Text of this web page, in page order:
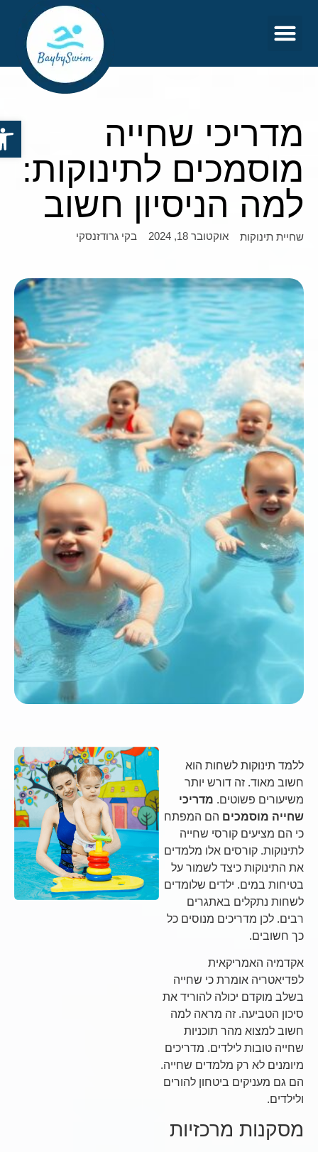
מדריכי שחייה
מוסמכים לתינוקות:
למה הניסיון חשוב
שחיית תינוקות אוקטובר 18, 2024 בקי גרודזנסקי
ללמד תינוקות לשחות הוא
חשוב מאוד. זה דורש יותר
משיעורים פשוטים.מדריכי
שחייה מוסמכיםהם המפתח
כי הם מציעים קורסי שחייה
לתינוקות. קורסים אלו מלמדים
את התינוקות כיצד לשמור על
בטיחות במים. ילדים שלומדים
לשחות נתקלים באתגרים
רבים. לכן מדריכים מנוסים כל
כך חשובים.
אקדמיה האמריקאית
לפדיאטריה אומרת כי שחייה
בשלב מוקדם יכולה להוריד את
סיכון הטביעה. זה מראה למה
חשוב למצוא מהר תוכניות
שחייה טובות לילדים. מדריכים
מיומנים לא רק מלמדים שחייה.
הם גם מעניקים ביטחון להורים
ולילדים.
מסקנות מרכזיות
פתח